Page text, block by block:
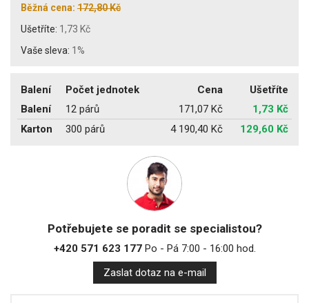
Běžná cena: 172,80 Kč
Ušetříte: 1,73 Kč
Vaše sleva: 1%
Balení Počet jednotek Cena
Ušetříte
Balení
12 párů 171,07 Kč
1,73 Kč
Karton
300 párů 4 190,40 Kč 129,60 Kč
Potřebujete se poradit se specialistou?
+420 571 623 177Po - Pá 7:00 - 16:00 hod.
Zaslat dotaz na e-mail